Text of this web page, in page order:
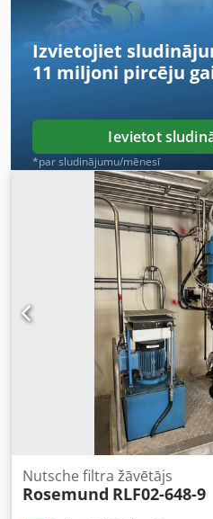
Izvietojiet
11 miljoni pircēju
Ievietot
*par sludinājumu/mēnesī
Nutsche filtra žāvētājs
Rosemund RLF02-648-9